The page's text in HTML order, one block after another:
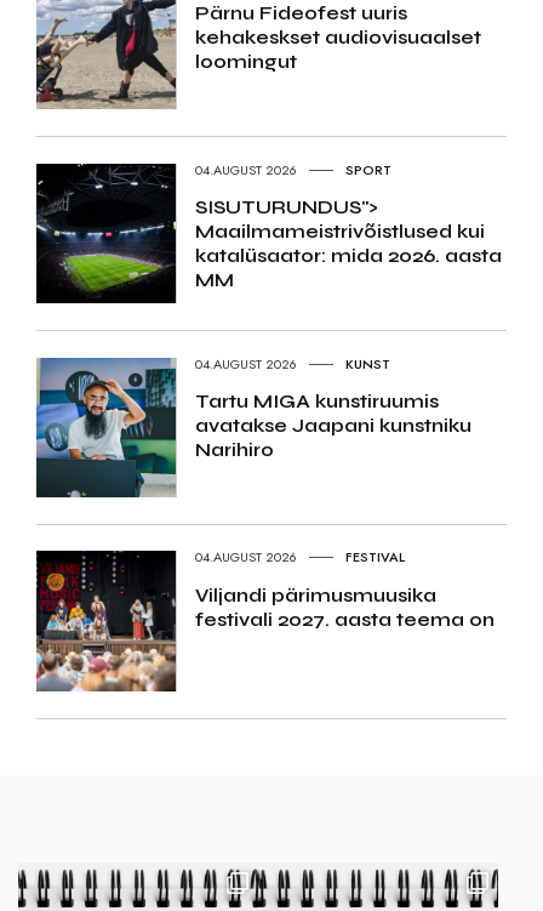
Pärnu Fideofest uuris
kehakeskset audiovisuaalset
loomingut
04.AUGUST 2026 SPORT
SISUTURUNDUS">
Maailmameistrivõistlused kui
katalüsaator: mida 2026. aasta
MM
04.AUGUST 2026 KUNST
Tartu MIGA kunstiruumis
avatakse Jaapani kunstniku
Narihiro
04.AUGUST 2026 FESTIVAL
Viljandi pärimusmuusika
festivali 2027. aasta teema on